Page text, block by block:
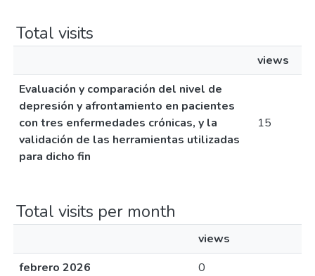
Policies
Total visits
views
Evaluación y comparación del nivel de
depresión y afrontamiento en pacientes
con tres enfermedades crónicas, y la
validación de las herramientas utilizadas
para dicho fin
15
Total visits per month
views
febrero 2026
0